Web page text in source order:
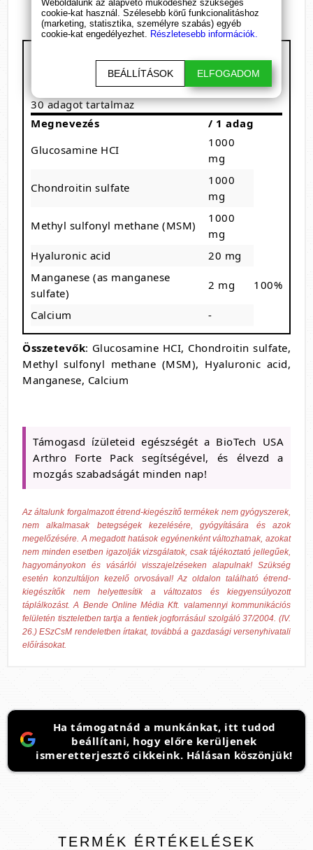
Kiszerelés: 30 csomag
1 adag: 1 csomag
30 adagot tartalmaz
Megnevezés
/ 1 adag
Glucosamine HCI
1000
mg
Chondroitin sulfate
1000
mg
Methyl sulfonyl methane (MSM)
1000
mg
Hyaluronic acid
20 mg
Manganese (as manganese
sulfate)
2 mg 100%
Calcium -
Összetevők: Glucosamine HCI, Chondroitin sulfate,
Methyl sulfonyl methane (MSM), Hyaluronic acid,
Manganese, Calcium
Támogasd ízületeid egészségét a BioTech USA
Arthro Forte Pack segítségével, és élvezd a
mozgás szabadságát minden nap!
Az általunk forgalmazott étrend-kiegészítő termékek nem gyógyszerek,
nem alkalmasak betegségek kezelésére, gyógyítására és azok
megelőzésére. A megadott hatások egyénenként változhatnak, azokat
nem minden esetben igazolják vizsgálatok, csak tájékoztató jellegűek,
hagyományokon és vásárlói visszajelzéseken alapulnak! Szükség
esetén konzultáljon kezelő orvosával! Az oldalon található étrend-
kiegészítők nem helyettesítik a változatos és kiegyensúlyozott
táplálkozást. A Bende Online Média Kft. valamennyi kommunikációs
felületén tiszteletben tartja a fentiek jogforrásául szolgáló 37/2004. (IV.
26.) ESzCsM rendeletben írtakat, továbbá a gazdasági versenyhivatali
előírásokat.
Ha támogatnád a munkánkat, itt tudod
beállítani, hogy előre kerüljenek
ismeretterjesztő cikkeink. Hálásan köszönjük!
TERMÉK ÉRTÉKELÉSEK
Weboldalunk az alapvető működéshez szükséges
cookie-kat használ. Szélesebb körű funkcionalitáshoz
(marketing, statisztika, személyre szabás) egyéb
cookie-kat engedélyezhet. Részletesebb információk.
BEÁLLÍTÁSOK ELFOGADOM